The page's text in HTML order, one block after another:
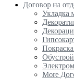
Договор на
Укладка
More